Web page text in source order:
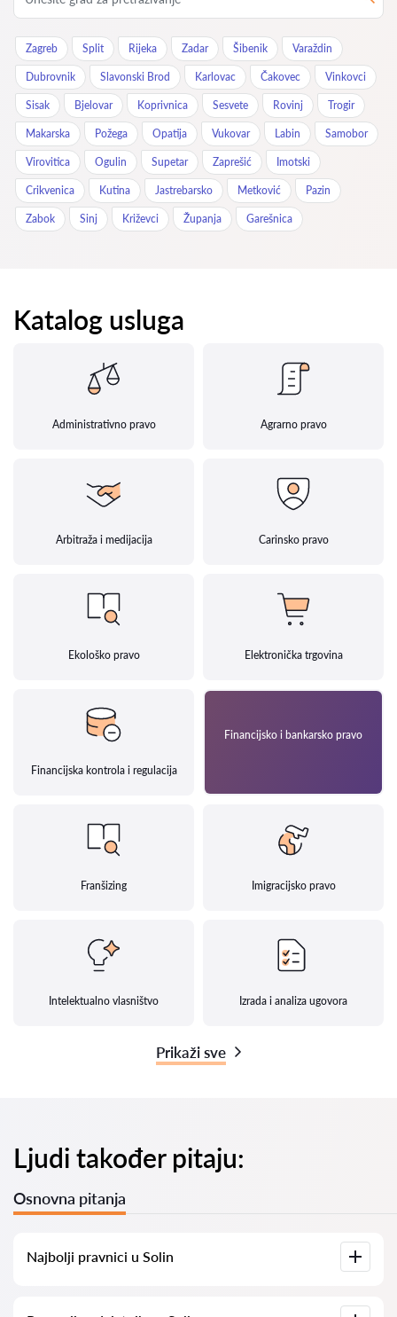
Zagreb Split Rijeka Zadar Šibenik Varaždin
Dubrovnik Slavonski Brod Karlovac Čakovec Vinkovci
Sisak Bjelovar Koprivnica Sesvete Rovinj Trogir
Makarska Požega Opatija Vukovar Labin Samobor
Virovitica Ogulin Supetar Zaprešić Imotski
Crikvenica Kutina Jastrebarsko Metković Pazin
Zabok Sinj Križevci Županja Garešnica
Katalog usluga
Administrativno pravo Agrarno pravo
Arbitraža i medijacija Carinsko pravo
Ekološko pravo Elektronička trgovina
Financijska kontrola i regulacija
Financijsko i bankarsko pravo
Franšizing Imigracijsko pravo
Intelektualno vlasništvo Izrada i analiza ugovora
Prikaži sve
Ljudi također pitaju:
Osnovna pitanja
Najbolji pravnici u Solin